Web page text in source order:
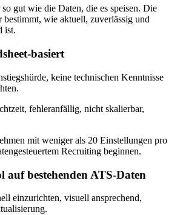
gut wie die Daten, die es speisen. Die
bestimmt, wie aktuell, zuverlässig und
ist.
basiert
keine technischen Kenntnisse
fehleranfällig, nicht skalierbar,
mit weniger als 20 Einstellungen pro
Recruiting beginnen.
auf bestehenden ATS-Daten
einzurichten, visuell ansprechend,